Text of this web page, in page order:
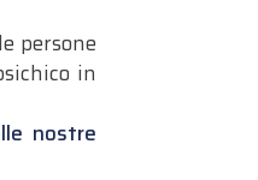
persone
in
nostre